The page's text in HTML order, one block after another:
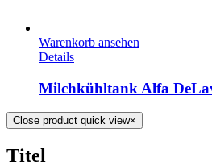
Warenkorb ansehen
Details
Milchkühltank Alfa
Close product quick view×
Titel